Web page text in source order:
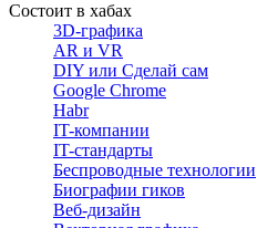
Состоит в хабах
3D-графика
AR и VR
DIY или Сделай сам
Google Chrome
Habr
IT-компании
IT-стандарты
Беспроводные технологии
Биографии гиков
Веб-дизайн